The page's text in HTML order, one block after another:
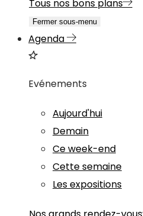
Tous nos bons plans
Fermer sous-menu
Agenda
Evénements
Aujourd'hui
Demain
Ce week-end
Cette semaine
Les expositions